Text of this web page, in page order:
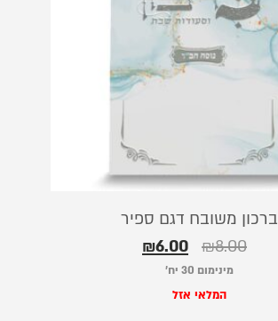
ברכון משובח דגם ספיר
₪8.00
₪6.00
מינימום 30 יח׳
המלאי אזל